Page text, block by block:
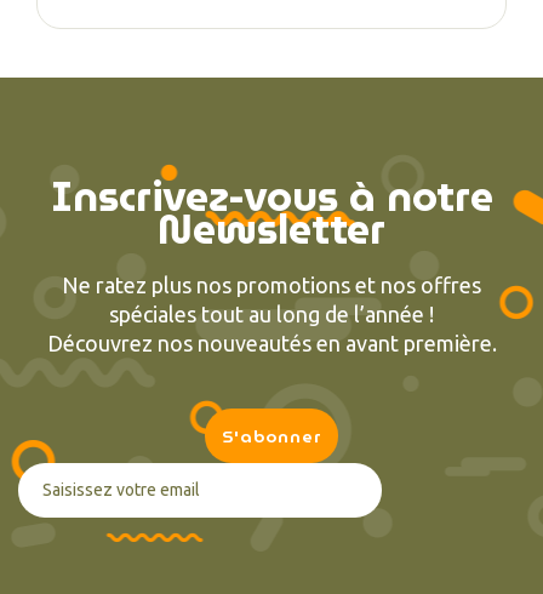
Inscrivez-vous à notre
Newsletter
Ne ratez plus nos promotions et nos offres
spéciales tout au long de l’année !
Découvrez nos nouveautés en avant première.